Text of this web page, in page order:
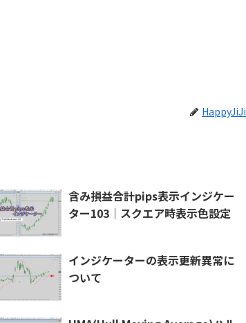
HappyJiJi
含み損益合計pips表示インジケー
ター103｜スクエア時表示色設定
インジケーターの表示更新異常に
ついて